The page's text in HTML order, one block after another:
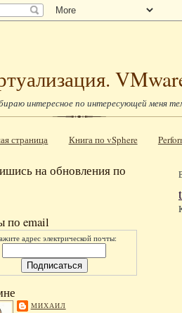
интересное по интересующей меня
страница Книга по vSphere
на обновления по
по email
адрес электрической почты:
МИХАИЛ